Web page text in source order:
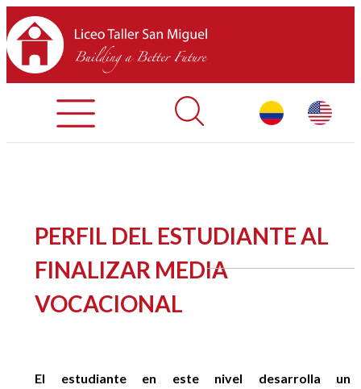
INICIO
SOBRE LTSM
SECCIONES
EGRESADOS
PERFIL DEL ESTUDIANTE AL
FINALIZAR MEDIA
VOCACIONAL
El estudiante en este nivel desarrolla un